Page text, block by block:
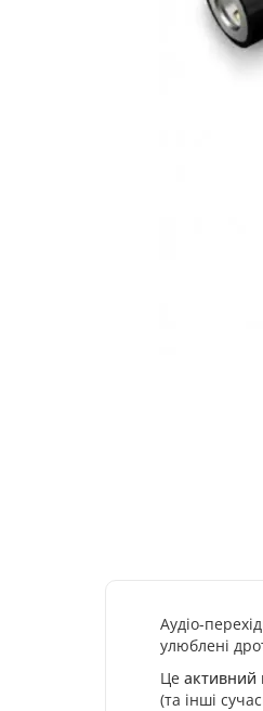
Аудіо-
улюблені
Це активний
(та інші